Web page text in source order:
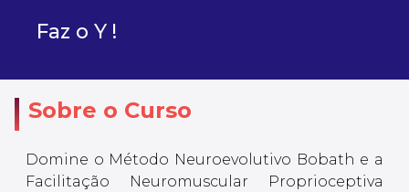
Faz o Y !
Sobre o Curso
Domine o Método Neuroevolutivo Bobath e a
Facilitação Neuromuscular Proprioceptiva